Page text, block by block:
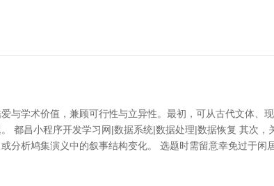
与学术价值，兼顾可行性与立异性。最初，可从古代文体
都昌小程序开发学习网|数据系统|数据处理|数据恢复 其次
分析鸠集演义中的叙事结构变化。 选题时需留意幸免过于闲